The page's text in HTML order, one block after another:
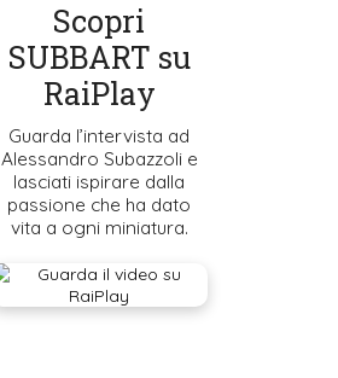
Scopri
SUBBART su
RaiPlay
Guarda l’intervista ad
Alessandro Subazzoli e
lasciati ispirare dalla
passione che ha dato
vita a ogni miniatura.